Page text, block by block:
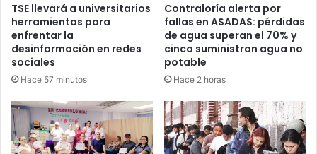
TSE llevará a universitarios
herramientas para
enfrentar la
desinformación en redes
sociales
Hace 57 minutos
Contraloría alerta por
fallas en ASADAS: pérdidas
de agua superan el 70% y
cinco suministran agua no
potable
Hace 2 horas